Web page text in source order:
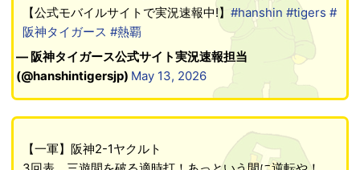
【公式モバイルサイトで実況速報中!】 #hanshin #tigers #
阪神タイガース #熱覇
— 阪神タイガース公式サイト実況速報担当
(@hanshintigersjp) May 13, 2026
【一軍】阪神2-1ヤクルト